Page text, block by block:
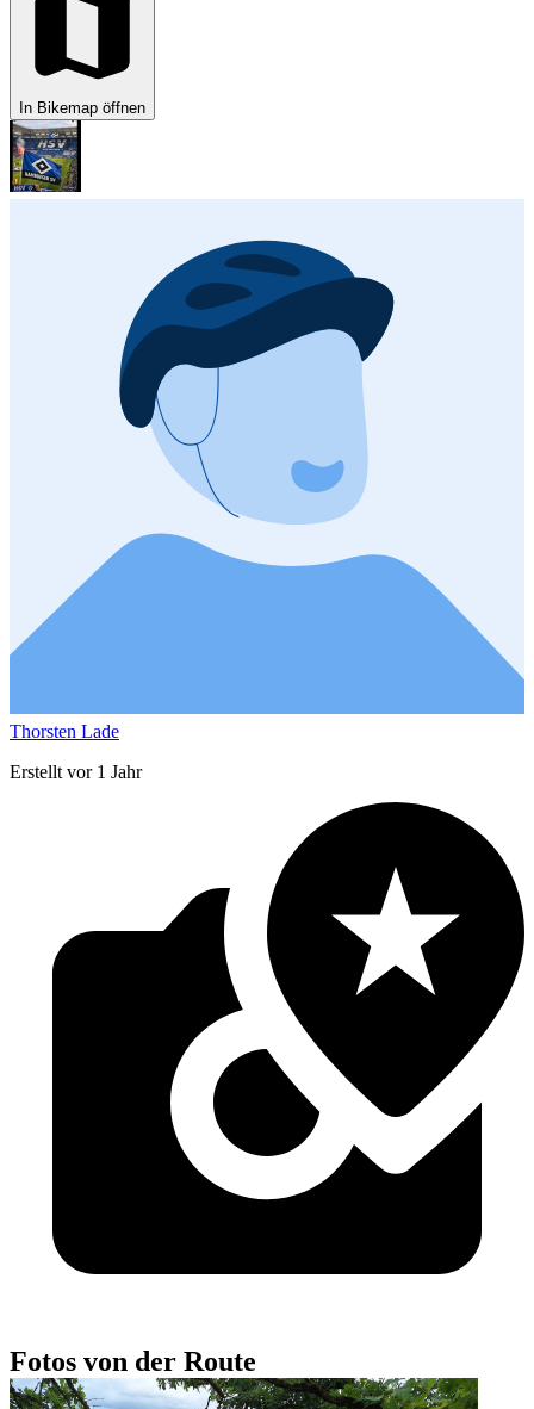
In Bikemap öffnen
Thorsten Lade
Erstellt vor 1 Jahr
Fotos von der Route